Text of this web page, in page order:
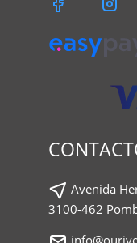
Avenida
3100-462